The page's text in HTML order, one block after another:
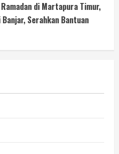
di Martapura Timur,
Serahkan Bantuan